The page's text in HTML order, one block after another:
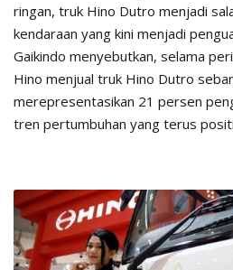
ringan, truk Hino Dutro menjadi
kendaraan yang kini menjadi
Gaikindo menyebutkan, selama
Hino menjual truk Hino Dutro
merepresentasikan 21 persen
tren pertumbuhan yang terus